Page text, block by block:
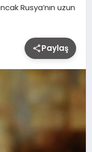
Rusya’nın uzun
Paylaş